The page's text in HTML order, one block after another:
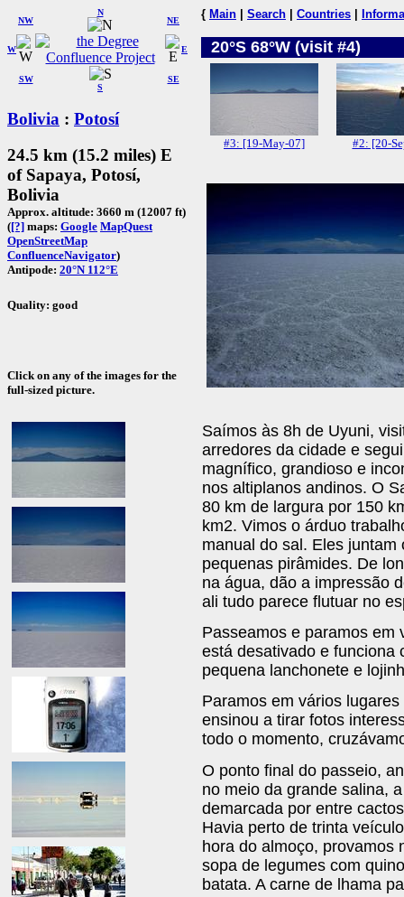
W
NW
N
NE
SW
S
SE
E
Bolivia : Potosí
24.5 km (15.2 miles) E
of Sapaya, Potosí,
Bolivia
Approx. altitude: 3660 m (12007 ft)
([?] maps: Google MapQuest
OpenStreetMap
ConfluenceNavigator)
Antipode: 20°N 112°E
Quality: good
Click on any of the images for the
full-sized picture.
{ Main Search Countries
20°S 68°W (visit #4)
#3: [19-May-07] #2: [20-
Saímos às 8h de Uyuni,
arredores da cidade e
magnífico, grandioso e
nos altiplanos andinos. O
80 km de largura por 150
km2. Vimos o árduo
manual do sal. Eles
pequenas pirâmides. De
na água, dão a impressão
ali tudo parece flutuar no
Passeamos e paramos em
está desativado e funciona
pequena lanchonete e
Paramos em vários
ensinou a tirar fotos
todo o momento,
O ponto final do passeio,
no meio da grande salina,
demarcada por entre
Havia perto de trinta
hora do almoço, provamos
sopa de legumes com
batata. A carne de lhama